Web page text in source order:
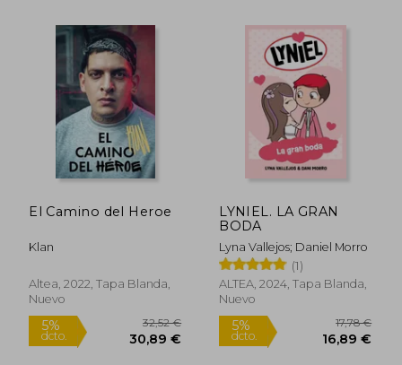
dcto. 22,92 €
El Camino del Heroe
Klan
Altea, 2022, Tapa Blanda,
Nuevo
LYNIEL. LA GRAN
BODA
Lyna Vallejos; Daniel Morro
(1)
ALTEA, 2024, Tapa Blanda,
Nuevo